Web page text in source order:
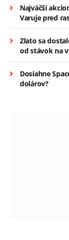
Najväčší
Varuje pred
Zlato sa
od stávok na
Dosiahne
dolárov?